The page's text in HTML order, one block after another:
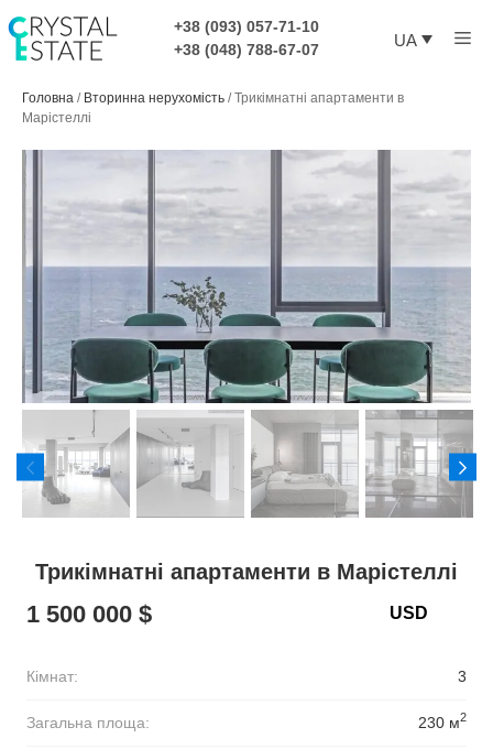
до
контенту
+38 (093) 057-71-10
+38 (048) 788-67-07
UA
Головна / Вторинна нерухомість /Трикімнатні апартаменти в
Марістеллі
Трикімнатні апартаменти в Марістеллі
1 500 000 $
Кімнат: 3
Загальна площа: 230 м2